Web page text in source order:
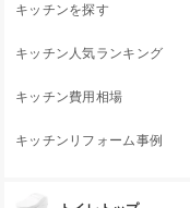
キッチンを探す
キッチン人気ランキング
キッチン費用相場
キッチンリフォーム事例